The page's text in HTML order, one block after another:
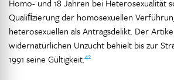
Homo- und 18 Jahren bei Heterosexualität
Qualiﬁzierung der homosexuellen
heterosexuellen als Antragsdelikt. Der
widernatürlichen Unzucht behielt bis zur
1991 seine Gültigkeit.42